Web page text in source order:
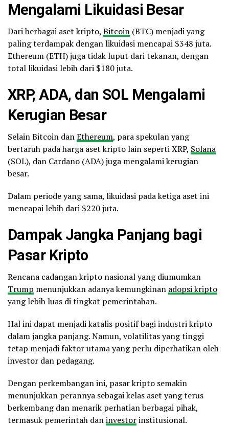
Mengalami Likuidasi Besar
Dari berbagai aset kripto, Bitcoin (BTC) menjadi yang
paling terdampak dengan likuidasi mencapai $348 juta.
Ethereum (ETH) juga tidak luput dari tekanan, dengan
total likuidasi lebih dari $180 juta.
XRP, ADA, dan SOL Mengalami
Kerugian Besar
Selain Bitcoin danEthereum, para spekulan yang
bertaruh pada harga aset kripto lain seperti XRP, Solana
(SOL), dan Cardano (ADA) juga mengalami kerugian
besar.
Dalam periode yang sama, likuidasi pada ketiga aset ini
mencapai lebih dari $220 juta.
Dampak Jangka Panjang bagi
Pasar Kripto
Rencana cadangan kripto nasional yang diumumkan
Trump menunjukkan adanya kemungkinan adopsi kripto
yang lebih luas di tingkat pemerintahan.
Hal ini dapat menjadi katalis positif bagi industri kripto
dalam jangka panjang. Namun, volatilitas yang tinggi
tetap menjadi faktor utama yang perlu diperhatikan oleh
investor dan pedagang.
Dengan perkembangan ini, pasar kripto semakin
menunjukkan perannya sebagai kelas aset yang terus
berkembang dan menarik perhatian berbagai pihak,
termasuk pemerintah daninvestorinstitusional.